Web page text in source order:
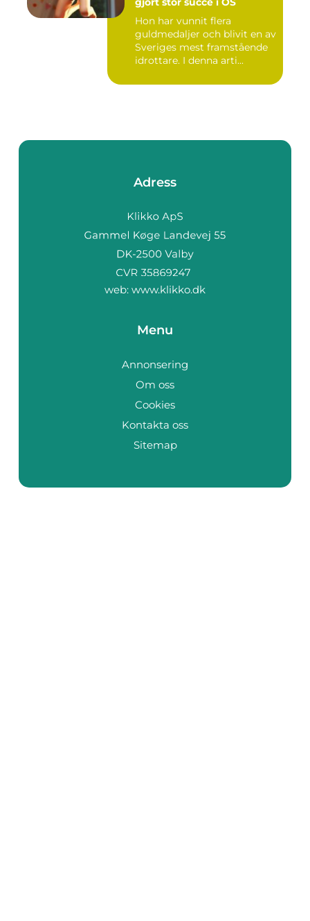
Hon har vunnit flera
guldmedaljer och blivit en av
Sveriges mest framstående
idrottare. I denna arti...
Adress
web: www.klikko.dk
Menu
Annonsering
Om oss
Cookies
Kontakta oss
Sitemap